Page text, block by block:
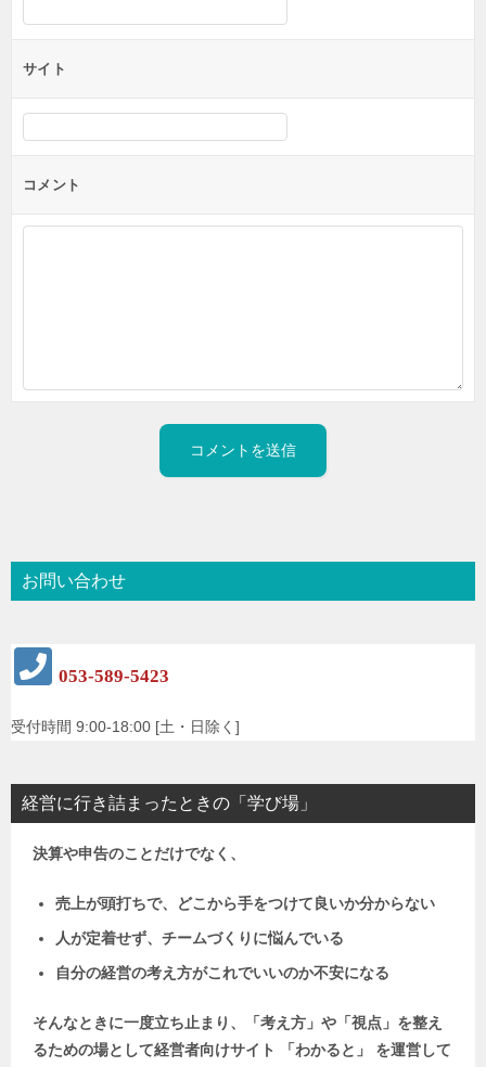
サイト
コメント
お問い合わせ
053-589-5423
受付時間 9:00-18:00 [土・日除く]
経営に行き詰まったときの「学び場」
決算や申告のことだけでなく、
売上が頭打ちで、どこから手をつけて良いか分からない
人が定着せず、チームづくりに悩んでいる
自分の経営の考え方がこれでいいのか不安になる
そんなときに一度立ち止まり、「考え方」や「視点」を整え
るための場として経営者向けサイト 「わかると」 を運営して